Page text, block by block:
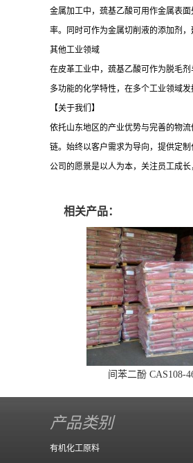
金属加工中，巯基乙酸可用作金属表
率。同时可作为金属切削液的添加剂，
其他工业领域
在皮革工业中，巯基乙酸可作为脱毛
多功能的化学特性，在多个工业领域发
【关于我们】
依托山东地区的产业优势与完善的物
链。始终以客户需求为导向，提供定
公司的愿景是以人为本，关注员工成
相关产品：
间苯二酚 CAS108-
产品类别
有机化工原料